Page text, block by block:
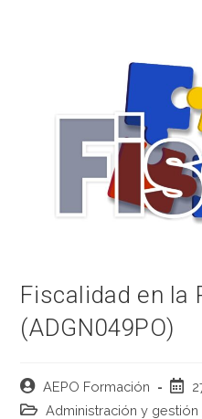
Fiscalidad en la
(ADGN049PO)
AEPO Formación
Administración y gestión